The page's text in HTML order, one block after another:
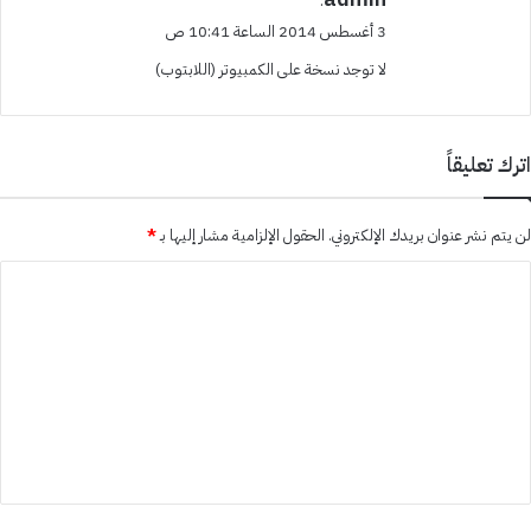
ل
3 أغسطس 2014 الساعة 10:41 ص
لا توجد نسخة على الكمبيوتر (اللابتوب)
اترك تعليقاً
لن يتم نشر عنوان بريدك الإلكتروني. الحقول الإلزامية مشار إليها بـ*